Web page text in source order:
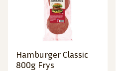
Hamburger Classic
800g Frys